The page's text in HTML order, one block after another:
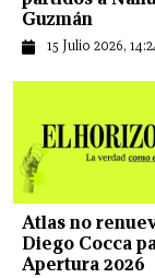
Guzmán
15 Julio 2026,
Atlas no
Diego Cocca
Apertura 2026